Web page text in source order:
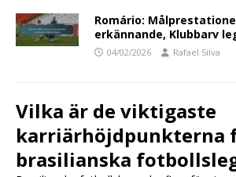
Romário:
erkännande, Klubbarv
04/02/2026 Rafael Silva
Vilka är de viktigaste
karriärhöjdpunkterna
brasilianska